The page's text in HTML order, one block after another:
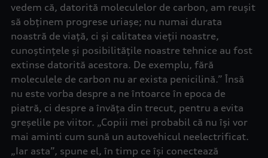
vedem că, datorită moleculelor de carbon, am reușit
să obținem progrese uriașe; nu numai durata
noastră de viață, ci și calitatea vieții noastre,
cunoștințele și posibilitățile noastre tehnice au fost
extinse datorită acestora. De exemplu, fără
moleculele de carbon nu ar exista penicilină.” Însă
nu este vorba despre a ne întoarce în epoca de
piatră, ci despre a învăța din trecut, pentru a evita
greșelile pe viitor. „Copiii mei probabil că nu își vor
mai aminti cum sună un autovehicul neelectrificat.
„Iar asta”, spune el, în timp ce își conectează